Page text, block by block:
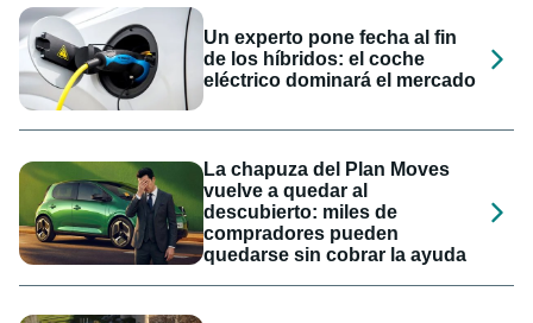
Un experto pone fecha al fin
de los híbridos: el coche
eléctrico dominará el mercado
La chapuza del Plan Moves
vuelve a quedar al
descubierto: miles de
compradores pueden
quedarse sin cobrar la ayuda